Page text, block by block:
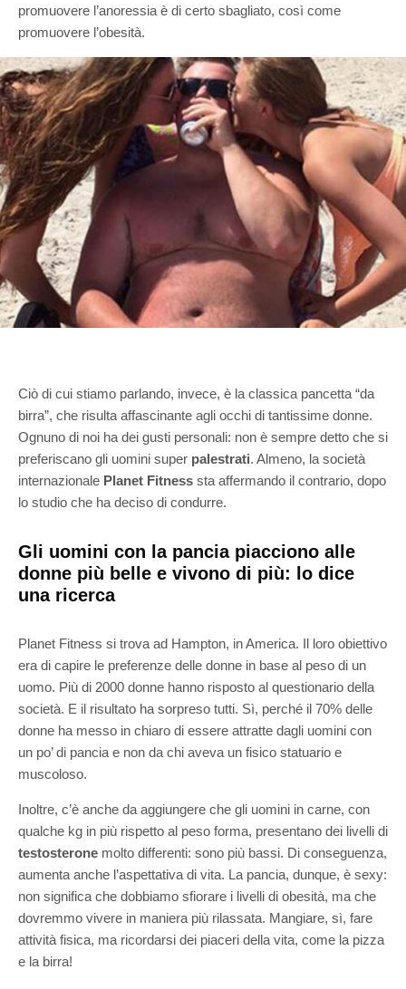
promuovere l’anoressia è di certo sbagliato, così come
promuovere l’obesità.
Ciò di cui stiamo parlando, invece, è la classica pancetta “da
birra”, che risulta affascinante agli occhi di tantissime donne.
Ognuno di noi ha dei gusti personali: non è sempre detto che si
preferiscano gli uomini super palestrati. Almeno, la società
internazionale Planet Fitness sta affermando il contrario, dopo
lo studio che ha deciso di condurre.
Gli uomini con la pancia piacciono alle
donne più belle e vivono di più: lo dice
una ricerca
Planet Fitness si trova ad Hampton, in America. Il loro obiettivo
era di capire le preferenze delle donne in base al peso di un
uomo. Più di 2000 donne hanno risposto al questionario della
società. E il risultato ha sorpreso tutti. Sì, perché il 70% delle
donne ha messo in chiaro di essere attratte dagli uomini con
un po’ di pancia e non da chi aveva un fisico statuario e
muscoloso.
Inoltre, c’è anche da aggiungere che gli uomini in carne, con
qualche kg in più rispetto al peso forma, presentano dei livelli di
testosterone molto differenti: sono più bassi. Di conseguenza,
aumenta anche l’aspettativa di vita. La pancia, dunque, è sexy:
non significa che dobbiamo sfiorare i livelli di obesità, ma che
dovremmo vivere in maniera più rilassata. Mangiare, sì, fare
attività fisica, ma ricordarsi dei piaceri della vita, come la pizza
e la birra!